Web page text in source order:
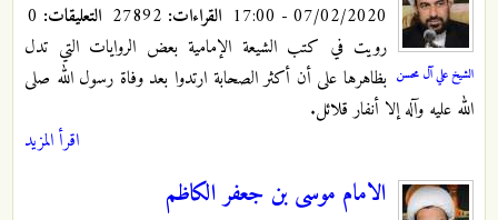
الشيخ علي آل محسن
07/02/2020 - 17:00 القراءات: التعليقات:
رويت في كتب الشيعة الإمامية بعض الروايات التي تدل
بظاهرها على أن أكثر الصحابة ارتدوا بعد وفاة رسول الله صلى
الله عليه وآله إلا أنفار قلائل.
اقرأ المزيد
الامام موسى بن جعفر الكاظم